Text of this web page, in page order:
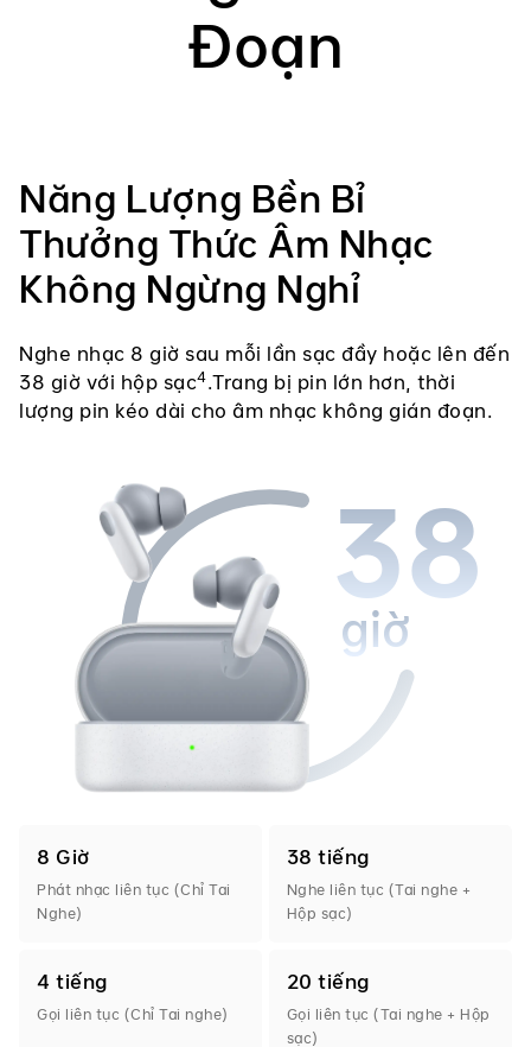
Đoạn
Năng Lượng Bền Bỉ
Thưởng Thức Âm Nhạc
Không Ngừng Nghỉ
Nghe nhạc 8 giờ sau mỗi lần sạc đầy hoặc lên đến
38 giờ với hộp sạc4 .Trang bị pin lớn hơn, thời
lượng pin kéo dài cho âm nhạc không gián đoạn.
38
giờ
8 Giờ
Phát nhạc liên tục (Chỉ Tai
Nghe)
38 tiếng
Nghe liên tục (Tai nghe +
Hộp sạc)
4 tiếng
Gọi liên tục (Chỉ Tai nghe)
20 tiếng
Gọi liên tục (Tai nghe + Hộp
sạc)